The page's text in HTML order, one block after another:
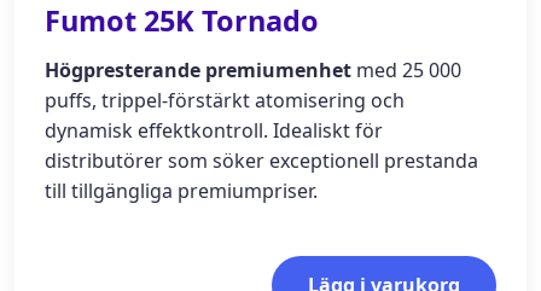
Fumot 25K Tornado
Högpresterande premiumenhet med 25 000
puffs, trippel-förstärkt atomisering och
dynamisk effektkontroll. Idealiskt för
distributörer som söker exceptionell prestanda
till tillgängliga premiumpriser.
Lägg i varukorg